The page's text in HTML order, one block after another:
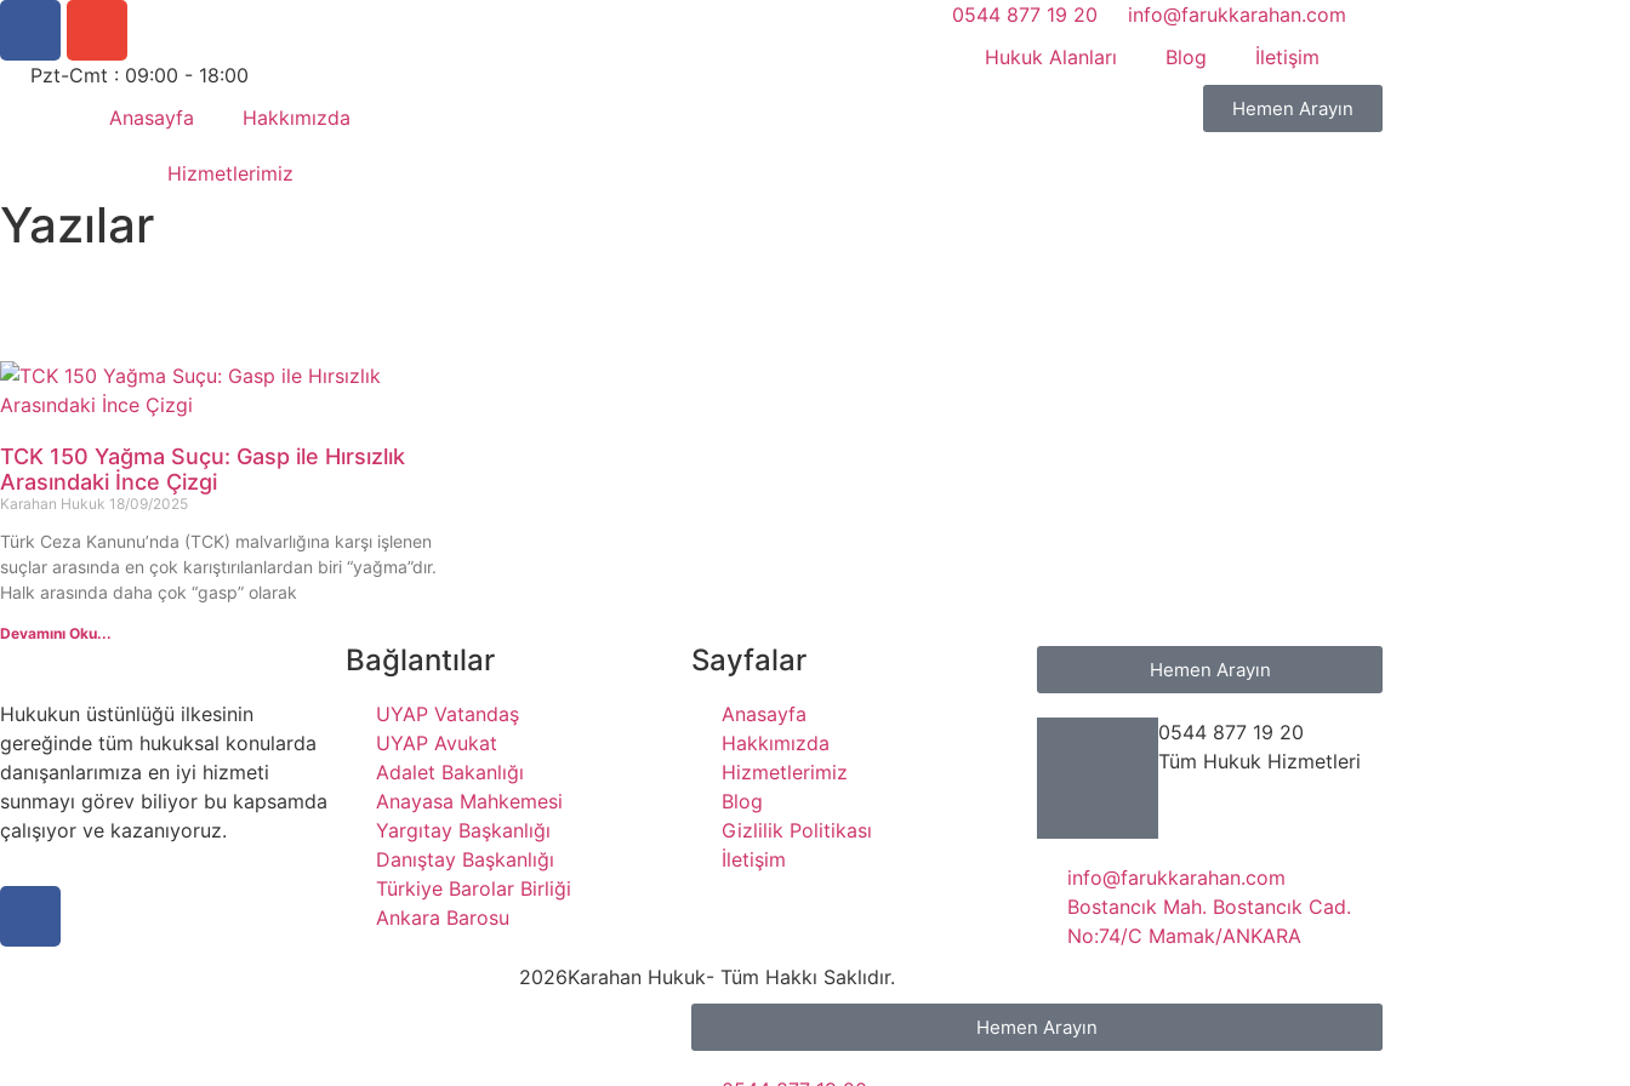
Pzt-Cmt : 09:00 - 18:00
Anasayfa
Hakkımızda
Hizmetlerimiz
0544 877 19 20
info@farukkarahan.com
Hukuk Alanları
Blog İletişim
Hemen Arayın
Yazılar
TCK 150 Yağma Suçu: Gasp ile Hırsızlık
Arasındaki İnce Çizgi
Karahan Hukuk 18/09/2025
Türk Ceza Kanunu’nda (TCK) malvarlığına karşı işlenen
suçlar arasında en çok karıştırılanlardan biri “yağma”dır.
Halk arasında daha çok “gasp” olarak
Devamını Oku...
Hukukun üstünlüğü ilkesinin
gereğinde tüm hukuksal konularda
danışanlarımıza en iyi hizmeti
sunmayı görev biliyor bu kapsamda
çalışıyor ve kazanıyoruz.
Bağlantılar
UYAP Vatandaş
UYAP Avukat
Adalet Bakanlığı
Anayasa Mahkemesi
Yargıtay Başkanlığı
Danıştay Başkanlığı
Türkiye Barolar Birliği
Ankara Barosu
Sayfalar
Anasayfa
Hakkımızda
Hizmetlerimiz
Blog
Gizlilik Politikası
İletişim
Hemen Arayın
0544 877 19 20
Tüm Hukuk Hizmetleri
info@farukkarahan.com
Bostancık Mah. Bostancık Cad.
No:74/C Mamak/ANKARA
2026Karahan Hukuk- Tüm Hakkı Saklıdır.
Hemen Arayın